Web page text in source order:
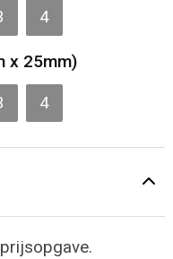
4
x 25mm)
4